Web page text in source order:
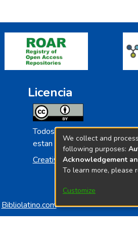
Licencia
Todos los contenidos de
estan licenciados bajo
Creative Commoms License
Bibliolatino.com
We collect and
following purposes:
Acknowledgement
To learn more, please
Customize